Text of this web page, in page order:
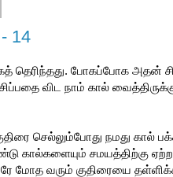
14
தெரிந்தது. போகப்போக அதன்
விட நாம் கால்
செல்லும்போது நமது கால்
கால்களையும் சமயத்திற்கு
மோத வரும் குதிரையை